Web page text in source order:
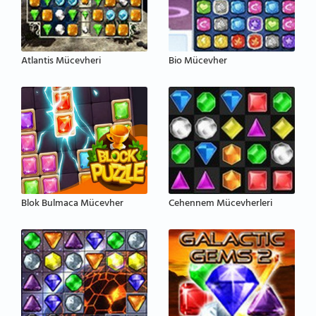
Atlantis Mücevheri Bio Mücevher
Blok Bulmaca Mücevher Cehennem Mücevherleri